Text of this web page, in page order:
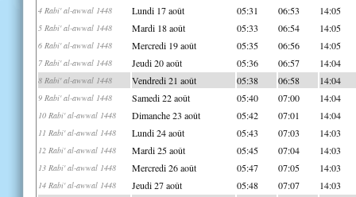
4 Rabi' al-awwal 1448 Lundi 17 août 05:31 06:53 14:05
5 Rabi' al-awwal 1448 Mardi 18 août 05:33 06:54 14:05
6 Rabi' al-awwal 1448 Mercredi 19 août 05:35 06:56 14:05
7 Rabi' al-awwal 1448 Jeudi 20 août 05:36 06:57 14:04
8 Rabi' al-awwal 1448 Vendredi 21 août 05:38 06:58 14:04
9 Rabi' al-awwal 1448 Samedi 22 août 05:40 07:00 14:04
10 Rabi' al-awwal 1448 Dimanche 23 août 05:42 07:01 14:04
11 Rabi' al-awwal 1448 Lundi 24 août 05:43 07:03 14:03
12 Rabi' al-awwal 1448 Mardi 25 août 05:45 07:04 14:03
13 Rabi' al-awwal 1448 Mercredi 26 août 05:47 07:05 14:03
14 Rabi' al-awwal 1448 Jeudi 27 août 05:48 07:07 14:03